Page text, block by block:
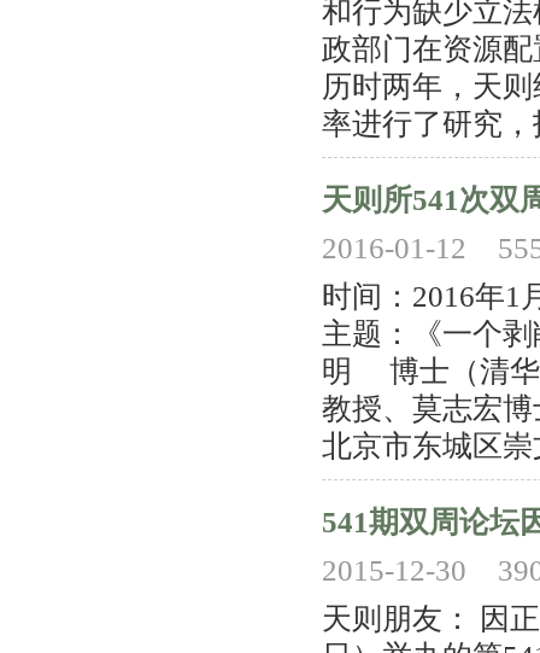
和行为缺少立
政部门在资源
历时两年，天
率进行了研究
天则所541次双
2016-01-12
时间：2016年1
主题：《一个
明 博士（清华
教授、莫志宏
北京市东城区
541期双周论坛
2015-12-30
天则朋友： 因